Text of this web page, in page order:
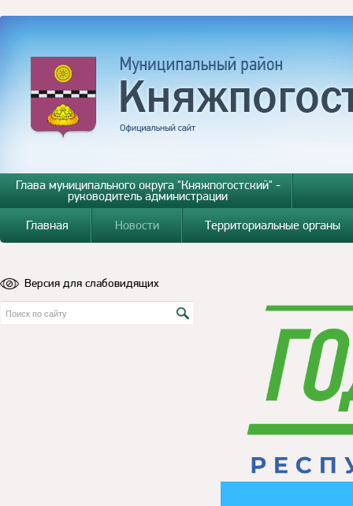
Глава муниципального округа "Княжпогостский" -
руководитель администрации
Главная
Новости Территориальные органы
Версия для слабовидящих